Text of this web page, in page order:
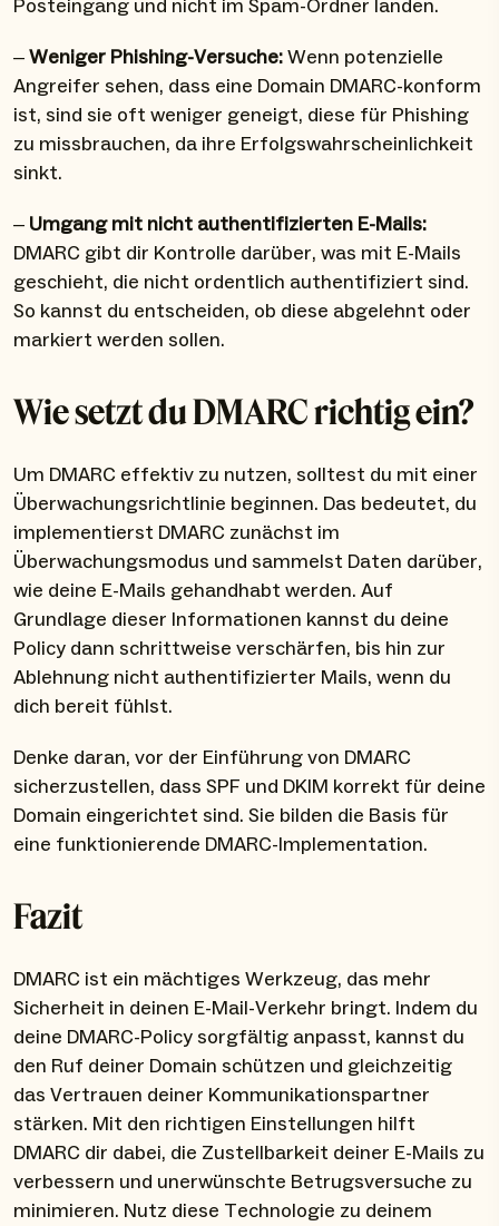
Posteingang und nicht im Spam-Ordner landen.
–Weniger Phishing-Versuche:Wenn potenzielle
Angreifer sehen, dass eine Domain DMARC-konform
ist, sind sie oft weniger geneigt, diese für Phishing
zu missbrauchen, da ihre Erfolgswahrscheinlichkeit
sinkt.
– Umgang mit nicht authentifizierten E-Mails:
DMARC gibt dir Kontrolle darüber, was mit E-Mails
geschieht, die nicht ordentlich authentifiziert sind.
So kannst du entscheiden, ob diese abgelehnt oder
markiert werden sollen.
Wie setzt du DMARC richtig ein?
Um DMARC effektiv zu nutzen, solltest du mit einer
Überwachungsrichtlinie beginnen. Das bedeutet, du
implementierst DMARC zunächst im
Überwachungsmodus und sammelst Daten darüber,
wie deine E-Mails gehandhabt werden. Auf
Grundlage dieser Informationen kannst du deine
Policy dann schrittweise verschärfen, bis hin zur
Ablehnung nicht authentifizierter Mails, wenn du
dich bereit fühlst.
Denke daran, vor der Einführung von DMARC
sicherzustellen, dass SPF und DKIM korrekt für deine
Domain eingerichtet sind. Sie bilden die Basis für
eine funktionierende DMARC-Implementation.
Fazit
DMARC ist ein mächtiges Werkzeug, das mehr
Sicherheit in deinen E-Mail-Verkehr bringt. Indem du
deine DMARC-Policy sorgfältig anpasst, kannst du
den Ruf deiner Domain schützen und gleichzeitig
das Vertrauen deiner Kommunikationspartner
stärken. Mit den richtigen Einstellungen hilft
DMARC dir dabei, die Zustellbarkeit deiner E-Mails zu
verbessern und unerwünschte Betrugsversuche zu
minimieren. Nutz diese Technologie zu deinem